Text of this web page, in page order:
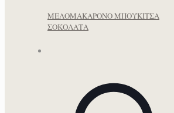
ΜΕΛΟΜΑΚΑΡΟΝΟ ΜΠΟΥΚΙΤΣΑ
ΣΟΚΟΛΑΤΑ